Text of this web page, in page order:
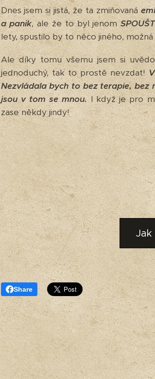
Dnes jsem si jistá, že ta zmiňovaná
a panik, ale že to byl jenom
lety, spustilo by to něco jiného,
Ale díky tomu všemu jsem si
jednoduchý, tak to prostě nevzdat!
Nezvládala bych to bez terapie, bez
jsou v tom se mnou.I když je pro
zase někdy jindy!
Jak
Share